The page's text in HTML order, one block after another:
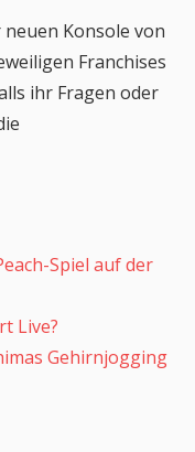
Konsole von
Franchises
ihr Fragen oder
Spiel auf der
Live?
Gehirnjogging